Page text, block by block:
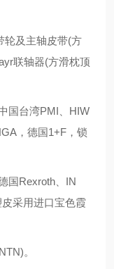
轮及主轴皮带(方
联轴器(方滑枕顶
国台湾PMI、HIW
，德国1+F，锁
国Rexroth、IN
采用进口宝色霞
。